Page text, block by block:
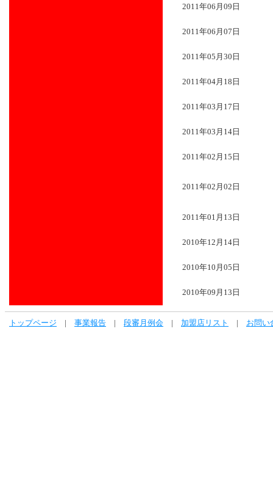
2011年06月09日
2011年06月07日
2011年05月30日
2011年04月18日
2011年03月17日
2011年03月14日
2011年02月15日
2011年02月02日
2011年01月13日
2010年12月14日
2010年10月05日
2010年09月13日
トップページ 事業報告 段審月例会 加盟店リスト お問い